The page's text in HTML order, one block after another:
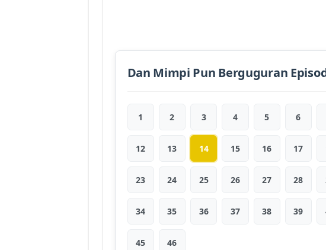
Dan Mimpi Pun Berguguran
1 2 3 4 5 6
12 13 14 15 16 17
23 24 25 26 27 28
34 35 36 37 38 39
45 46